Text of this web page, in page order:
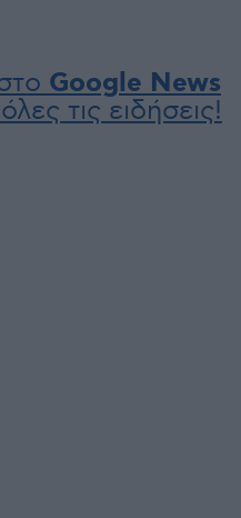
Google News
τις ειδήσεις!